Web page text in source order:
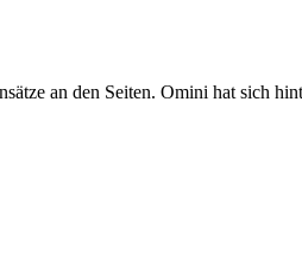
an den Seiten. Omini hat sich